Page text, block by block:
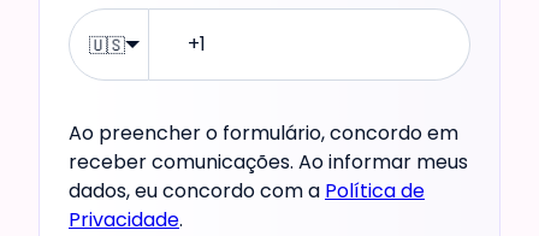
🇺🇸
Ao preencher o formulário, concordo em
receber comunicações. Ao informar meus
dados, eu concordo com a Política de
Privacidade.